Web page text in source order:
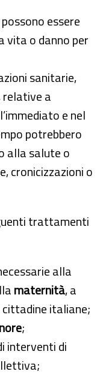
essere
vita o danno per
sanitarie,
relative a
e nel
potrebbero
alla salute o
cronicizzazioni o
trattamenti
alla
maternità, a
italiane;
;
interventi di